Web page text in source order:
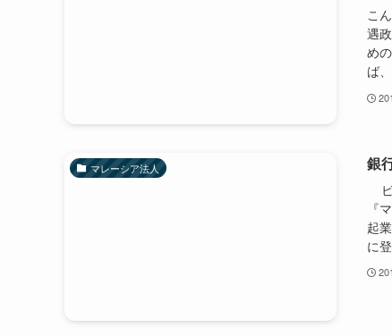
こ
遇
め
ば
マレーシア法人 銀
ビ
『
起
に